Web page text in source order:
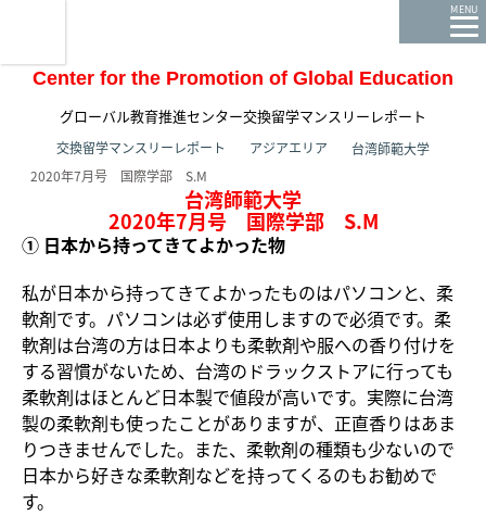
MENU
Center for the Promotion of Global Education
グローバル教育推進センター交換留学マンスリーレポート
ホーム
交換留学マンスリーレポート アジアエリア
台湾師範大学
2020年7月号 国際学部 S.M
台湾師範大学
2020年7月号 国際学部 S.M
① 日本から持ってきてよかった物
私が日本から持ってきてよかったものはパソコンと、柔
軟剤です。パソコンは必ず使用しますので必須です。柔
軟剤は台湾の方は日本よりも柔軟剤や服への香り付けを
する習慣がないため、台湾のドラックストアに行っても
柔軟剤はほとんど日本製で値段が高いです。実際に台湾
製の柔軟剤も使ったことがありますが、正直香りはあま
りつきませんでした。また、柔軟剤の種類も少ないので
日本から好きな柔軟剤などを持ってくるのもお勧めで
す。